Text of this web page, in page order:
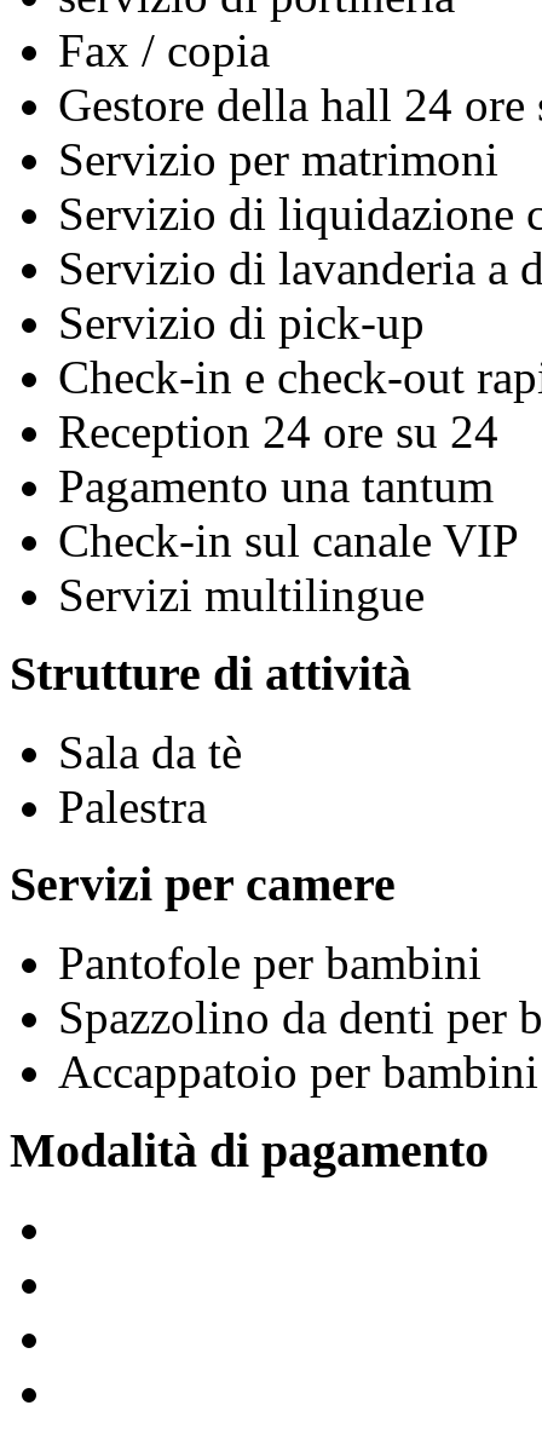
Fax / copia
Gestore della hall 24 ore
Servizio per matrimoni
Servizio di liquidazione
Servizio di lavanderia a
Servizio di pick-up
Check-in e check-out
Reception 24 ore su 24
Pagamento una tantum
Check-in sul canale VIP
Servizi multilingue
Strutture di attività
Sala da tè
Palestra
Servizi per camere
Pantofole per bambini
Spazzolino da denti per
Accappatoio per bambini
Modalità di pagamento